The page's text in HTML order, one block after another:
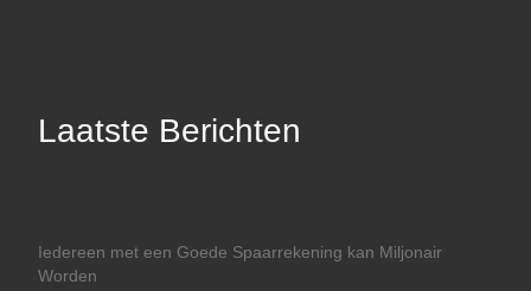
Laatste Berichten
Iedereen met een Goede Spaarrekening kan Miljonair
Worden